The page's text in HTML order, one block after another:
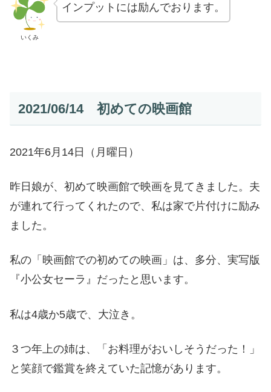
いくみ
インプットには励んでおります。
2021/06/14 初めての映画館
2021年6月14日（月曜日）
昨日娘が、初めて映画館で映画を見てきました。夫
が連れて行ってくれたので、私は家で片付けに励み
ました。
私の「映画館での初めての映画」は、多分、実写版
『小公女セーラ』だったと思います。
私は4歳か5歳で、大泣き。
３つ年上の姉は、「お料理がおいしそうだった！」
と笑顔で鑑賞を終えていた記憶があります。